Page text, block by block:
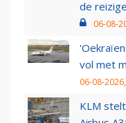
de
06-08-
vol met
06-08-
KLM